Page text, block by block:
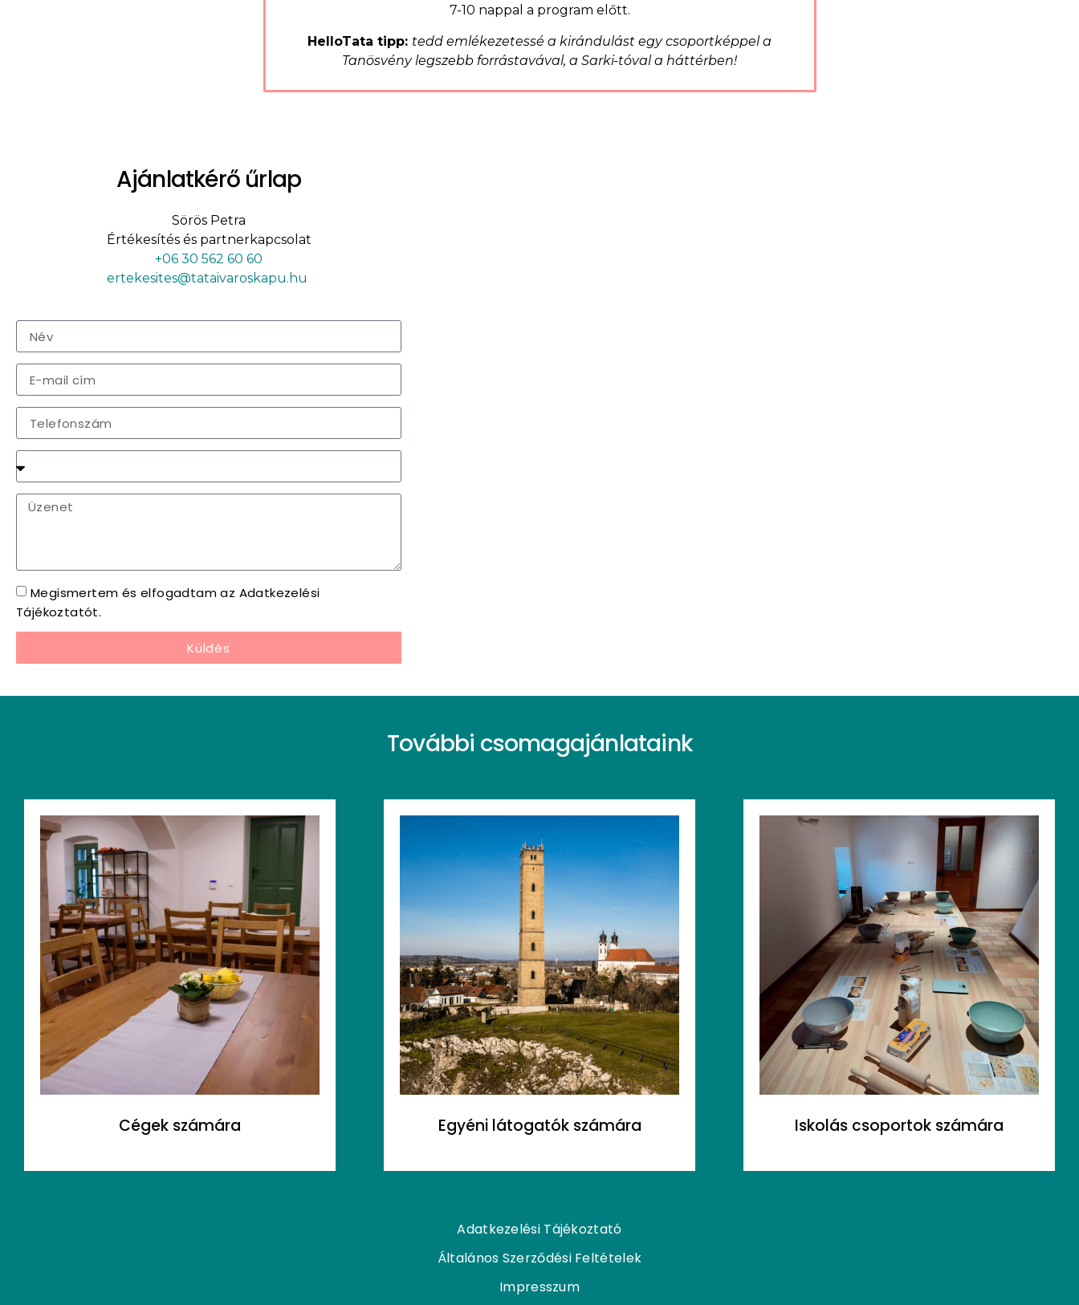
7-10 nappal a program előtt.
HelloTata tipp: tedd emlékezetessé a kirándulást egy csoportképpel a
Tanösvény legszebb forrástavával, a Sarki-tóval a háttérben!
Ajánlatkérő űrlap
Sörös Petra
Értékesítés és partnerkapcsolat
+06 30 562 60 60
ertekesites@tataivaroskapu.hu
Megismertem és elfogadtam az Adatkezelési
Tájékoztatót.
Küldés
További csomagajánlataink
Cégek számára Egyéni látogatók számára Iskolás csoportok számára
Adatkezelési Tájékoztató
Általános Szerződési Feltételek
Impresszum